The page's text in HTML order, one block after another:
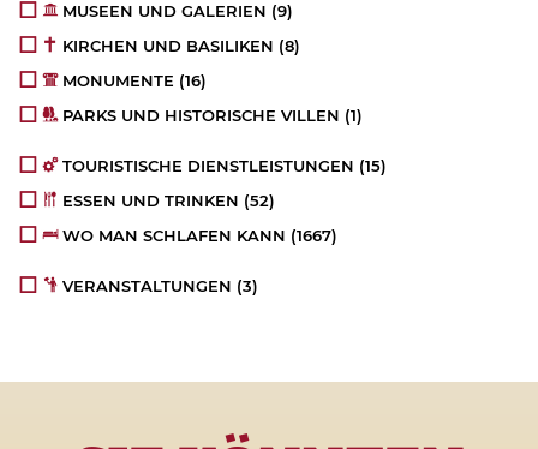
MUSEEN UND GALERIEN (9)
KIRCHEN UND BASILIKEN (8)
MONUMENTE (16)
PARKS UND HISTORISCHE VILLEN (1)
TOURISTISCHE DIENSTLEISTUNGEN (15)
ESSEN UND TRINKEN (52)
WO MAN SCHLAFEN KANN (1667)
VERANSTALTUNGEN (3)